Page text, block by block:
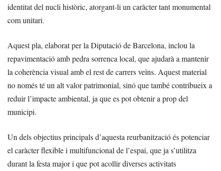
identitat del nucli històric, atorgant-li un caràcter tant monumental
com unitari.
Aquest pla, elaborat per la Diputació de Barcelona, inclou la
repavimentació amb pedra sorrenca local, que ajudarà a mantenir
la coherència visual amb el rest de carrers veïns. Aquest material
no només té un alt valor patrimonial, sinó que també contribueix a
reduir l’impacte ambiental, ja que es pot obtenir a prop del
municipi.
Un dels objectius principals d’aquesta reurbanització és potenciar
el caràcter flexible i multifuncional de l’espai, que ja s’utilitza
durant la festa major i que pot acollir diverses activitats